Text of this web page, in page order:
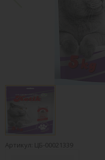
Артикул: ЦБ-00021339